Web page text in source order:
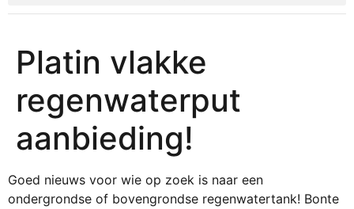
Platin vlakke
regenwaterput
aanbieding!
Goed nieuws voor wie op zoek is naar een
ondergrondse of bovengrondse regenwatertank! Bonte